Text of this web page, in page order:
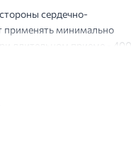
сердечно-
применять минимально
длительном приеме - 400